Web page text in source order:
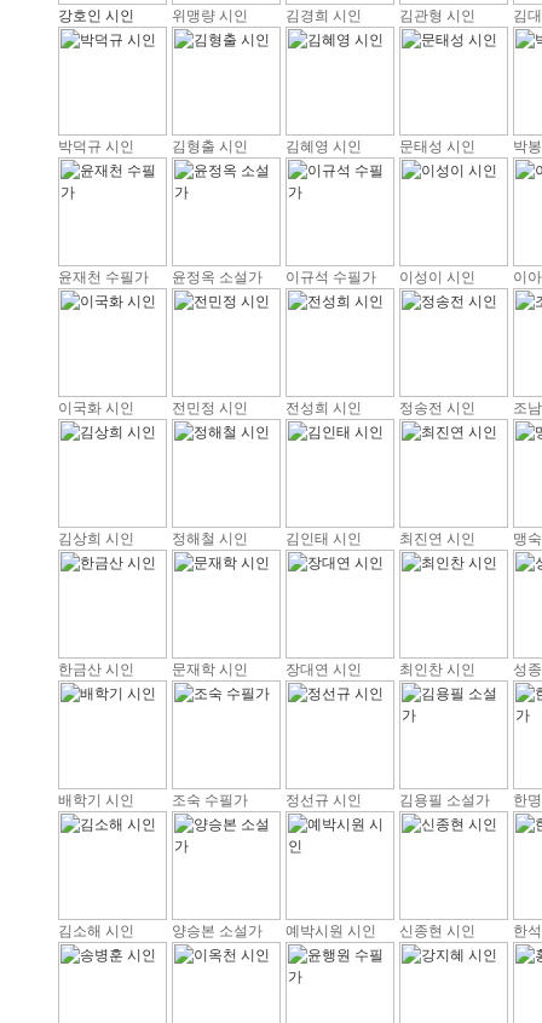
강호인 시인 위맹량 시인 김경희 시인 김관형 시인 김
박덕규 시인 김형출 시인 김혜영 시인 문태성 시인 박
윤재천 수필가 윤정옥 소설가 이규석 수필가 이성이 시인 이
이국화 시인 전민정 시인 전성희 시인 정송전 시인 조
김상희 시인 정해철 시인 김인태 시인 최진연 시인 맹
한금산 시인 문재학 시인 장대연 시인 최인찬 시인 성
배학기 시인 조숙 수필가 정선규 시인 김용필 소설가 한
김소해 시인 양승본 소설가 예박시원 시인 신종현 시인 한